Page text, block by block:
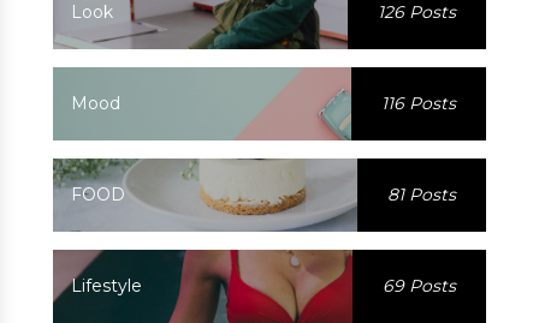
Look 126 Posts
Mood 116 Posts
FOOD 81 Posts
Lifestyle 69 Posts